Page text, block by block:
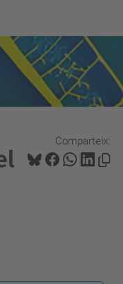
Comparteix: